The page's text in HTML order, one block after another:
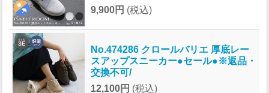
9,900円 (税込)
No.474286 クロールバリエ 厚底レー
スアップスニーカー●セール●※返品・
交換不可/
12,100円 (税込)